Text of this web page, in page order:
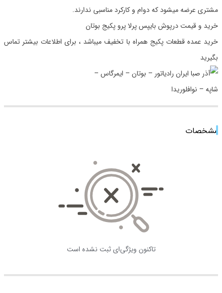
مشتری عرضه میشود که دوام و کارکرد مناسبی ندارند.
خرید و قیمت درپوش بایپس پرلا پرو پکیج بوتان
خرید عمده قطعات پکیج همراه با تخفیف میباشد ، برای اطلاعات بیشتر تماس
بگیرید
مشخصات
تاکنون ویژگی‌ای ثبت نشده است